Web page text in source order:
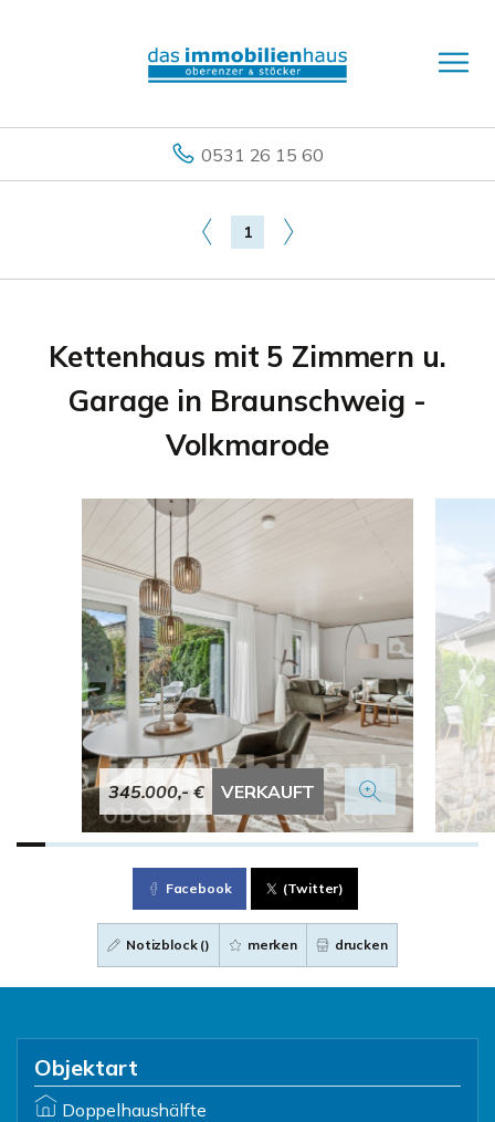
0531 26 15 60
1
Kettenhaus mit 5 Zimmern u.
Garage in Braunschweig -
Volkmarode
345.000,- € VERKAUFT
Facebook (Twitter)
Notizblock () merken drucken
Objektart
Doppelhaushälfte